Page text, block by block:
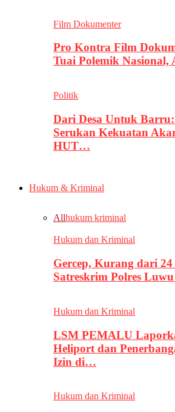
Film Dokumenter
Pro Kontra Film
Tuai Polemik
Politik
Dari Desa Untuk
Serukan Kekuatan
HUT…
Hukum & Kriminal
Allhukum kriminal
Hukum dan Kriminal
Gercep, Kurang dari
Satreskrim Polres
Hukum dan Kriminal
LSM PEMALU
Heliport dan
Izin di…
Hukum dan Kriminal